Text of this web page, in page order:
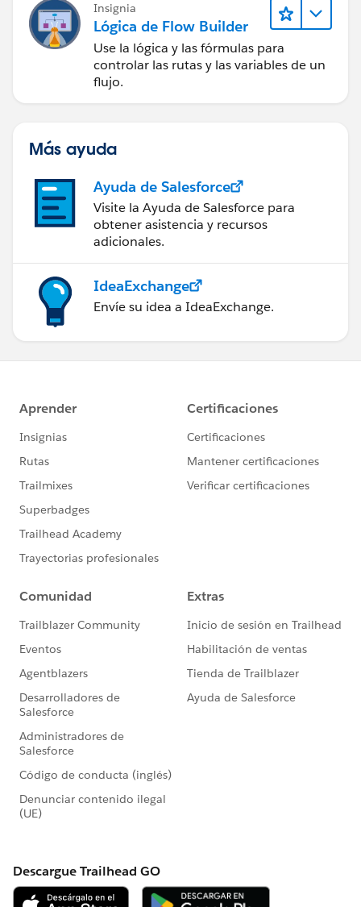
Insignia
Lógica de Flow Builder
Use la lógica y las fórmulas para
controlar las rutas y las variables de un
flujo.
Más ayuda
Ayuda de Salesforce
Visite la Ayuda de Salesforce para
obtener asistencia y recursos
adicionales.
IdeaExchange
Envíe su idea a IdeaExchange.